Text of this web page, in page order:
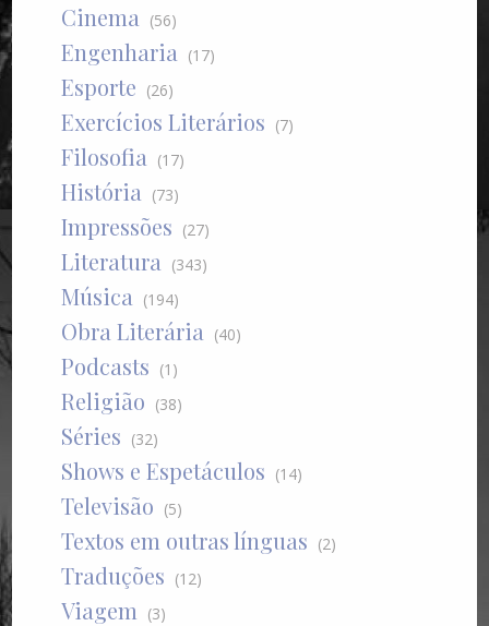
Cinema (56)
Engenharia (17)
Esporte (26)
Exercícios Literários (7)
Filosofia (17)
História (73)
Impressões (27)
Literatura (343)
Música (194)
Obra Literária (40)
Podcasts (1)
Religião (38)
Séries (32)
Shows e Espetáculos (14)
Televisão (5)
Textos em outras línguas (2)
Traduções (12)
Viagem (3)